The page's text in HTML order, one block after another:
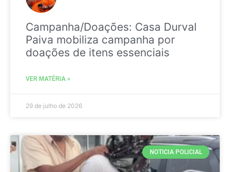
Campanha/Doações: Casa Durval
Paiva mobiliza campanha por
doações de itens essenciais
VER MATÉRIA »
29 de julho de 2026
NOTICIA POLICIAL